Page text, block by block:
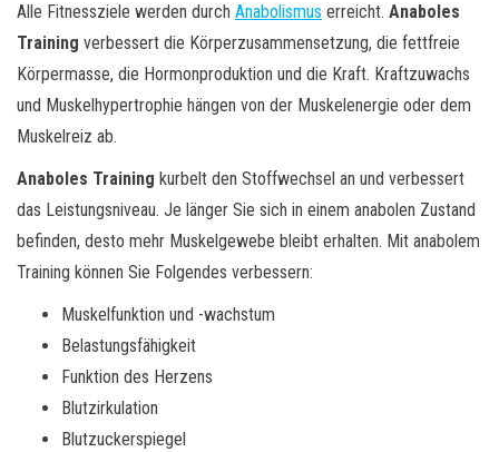
Alle Fitnessziele werden durch Anabolismus erreicht. Anaboles
Training verbessert die Körperzusammensetzung, die fettfreie
Körpermasse, die Hormonproduktion und die Kraft. Kraftzuwachs
und Muskelhypertrophie hängen von der Muskelenergie oder dem
Muskelreiz ab.
Anaboles Training kurbelt den Stoffwechsel an und verbessert
das Leistungsniveau. Je länger Sie sich in einem anabolen Zustand
befinden, desto mehr Muskelgewebe bleibt erhalten. Mit anabolem
Training können Sie Folgendes verbessern:
Muskelfunktion und -wachstum
Belastungsfähigkeit
Funktion des Herzens
Blutzirkulation
Blutzuckerspiegel